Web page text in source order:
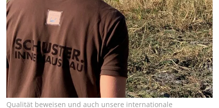
Unsere Schreinerei & Tischlerei in Salach bei Stuttgarthat mit
der erfolgreichen Umsetzung eines sehr exklusiven Auftrages
unsere Expertise im BereichInnenausbau und Möbelbaumit
Qualität beweisen und auch unsere internationale